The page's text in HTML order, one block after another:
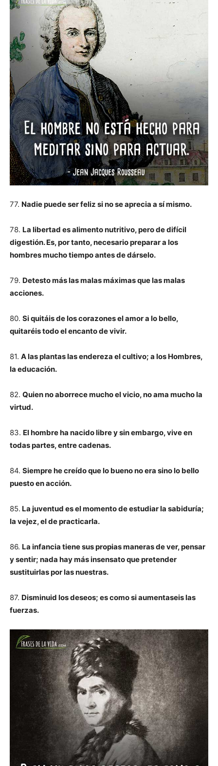
77. Nadie puede ser feliz si no se aprecia a sí mismo.
78. La libertad es alimento nutritivo, pero de difícil
digestión. Es, por tanto, necesario preparar a los
hombres mucho tiempo antes de dárselo.
79. Detesto más las malas máximas que las malas
acciones.
80. Si quitáis de los corazones el amor a lo bello,
quitaréis todo el encanto de vivir.
81. A las plantas las endereza el cultivo; a los Hombres,
la educación.
82. Quien no aborrece mucho el vicio, no ama mucho la
virtud.
83. El hombre ha nacido libre y sin embargo, vive en
todas partes, entre cadenas.
84. Siempre he creído que lo bueno no era sino lo bello
puesto en acción.
85. La juventud es el momento de estudiar la sabiduría;
la vejez, el de practicarla.
86. La infancia tiene sus propias maneras de ver, pensar
y sentir; nada hay más insensato que pretender
sustituirlas por las nuestras.
87. Disminuid los deseos; es como si aumentaseis las
fuerzas.